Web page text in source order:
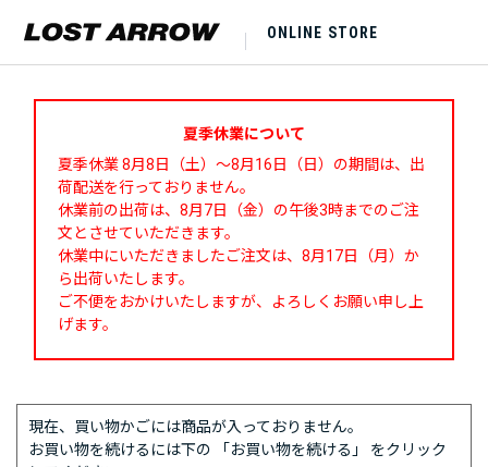
ONLINE STORE
夏季休業について
夏季休業 8月8日（土）～8月16日（日）の期間は、出
荷配送を行っておりません。
休業前の出荷は、8月7日（金）の午後3時までのご注
文とさせていただきます。
休業中にいただきましたご注文は、8月17日（月）か
ら出荷いたします。
ご不便をおかけいたしますが、よろしくお願い申し上
げます。
現在、買い物かごには商品が入っておりません。
お買い物を続けるには下の 「お買い物を続ける」 をクリック